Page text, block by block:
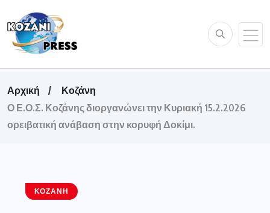
Αρχική
Κοζάνη
Ο Ε.Ο.Σ. Κοζάνης διοργανώνει την Κυριακή 15.2.2026
ορειβατική ανάβαση στην κορυφή Δοκίμι.
ΚΟΖΆΝΗ